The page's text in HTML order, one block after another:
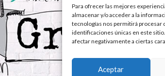
Para ofrecer las mejores
almacenar y/o acceder a la
tecnologías nos permitirá procesar
identificaciones únicas en este
afectar negativamente a ciertas
Aceptar